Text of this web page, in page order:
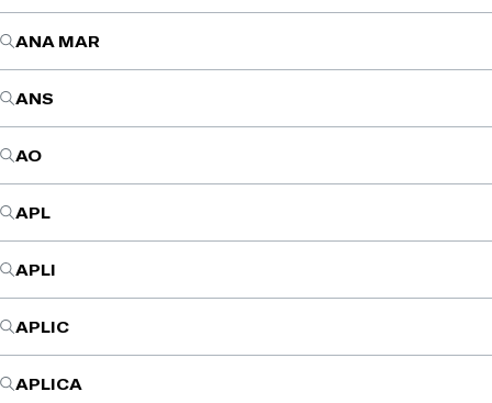
ANA MAR
ANS
AO
APL
APLI
APLIC
APLICA